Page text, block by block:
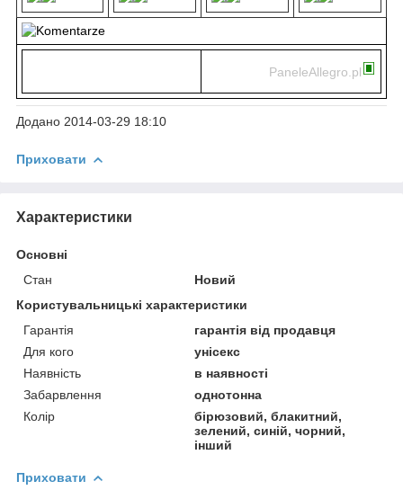
PaneleAllegro.pl
Додано 2014-03-29 18:10
Приховати
Характеристики
Основні
Стан
Новий
Користувальницькі характеристики
Гарантія
гарантія від продавця
Для кого
унісекс
Наявність
в наявності
Забарвлення
однотонна
Колір
бірюзовий, блакитний,
зелений, синій, чорний,
інший
Приховати